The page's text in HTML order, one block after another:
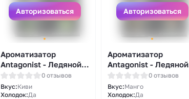
Авторизоваться
Ароматизатор
Antagonist - Ледяной
киви 13мл 0 отзывов
Вкус:Киви
Холодок:Да
Авторизоваться
Ароматизатор
Antagonist - Ледяной
манго 13мл0 отзывов
Вкус:Манго
Холодок:Да